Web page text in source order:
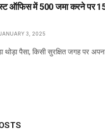
ऑफिस में ₹500 जमा करने पर
JANUARY 3, 2025
पैसा, किसी सुरक्षित जगह पर